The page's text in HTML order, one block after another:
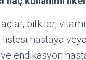
bitkiler,
hastaya veya
endikasyon